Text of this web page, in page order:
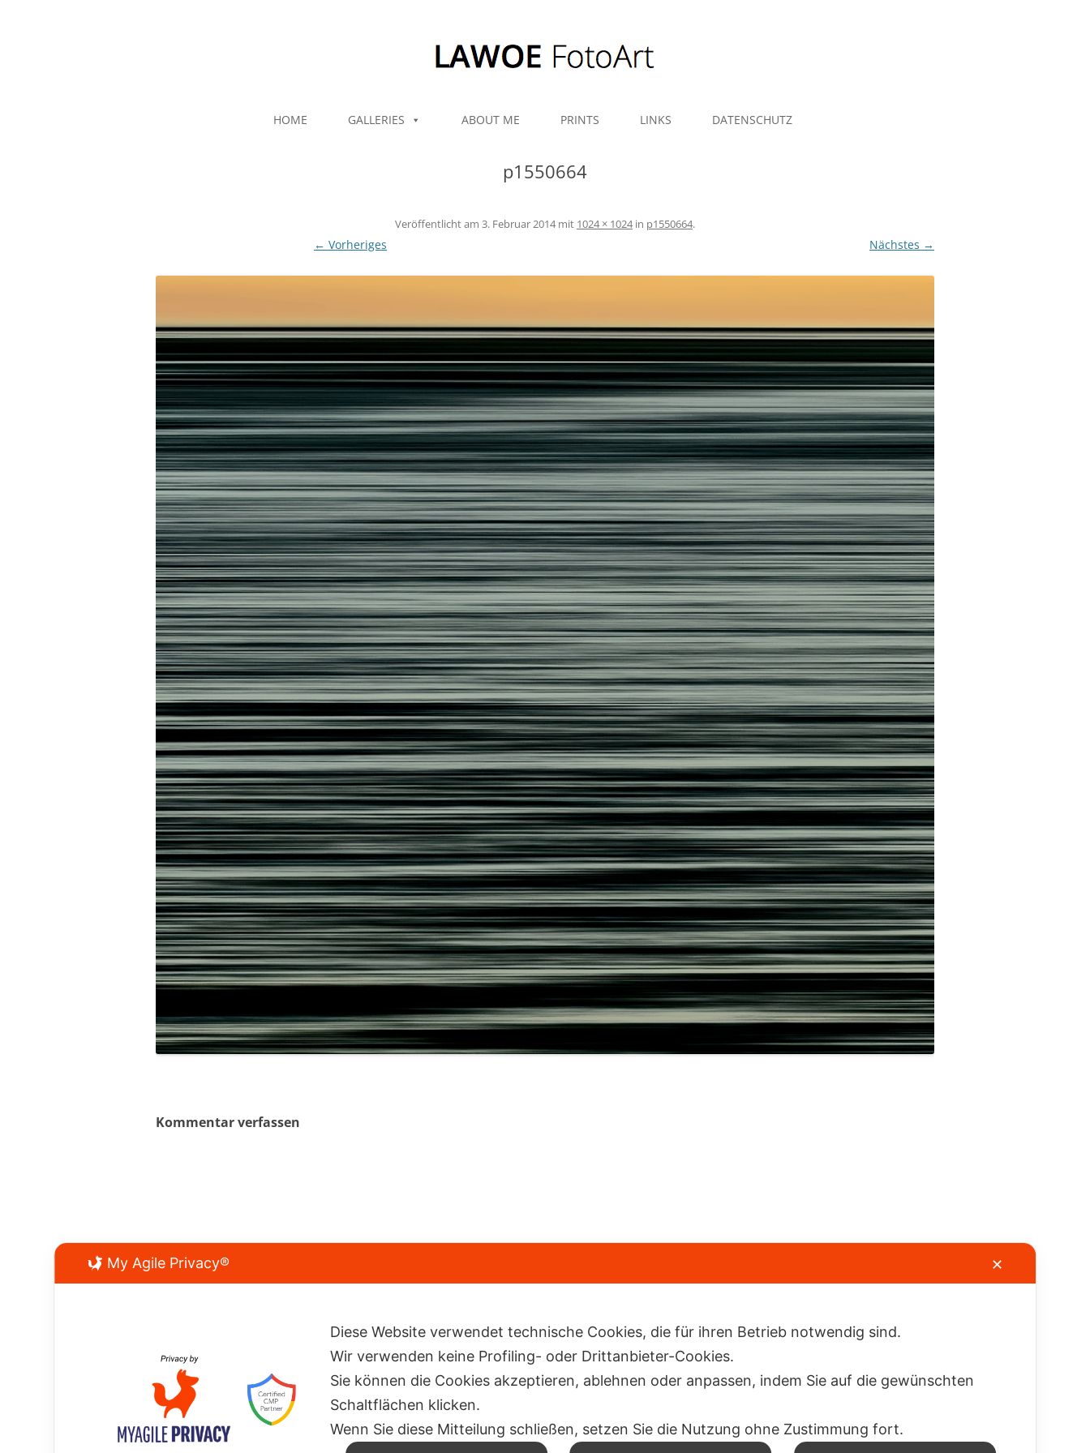
HOME GALLERIES ABOUT ME PRINTS LINKS DATENSCHUTZ
p1550664
Veröffentlicht am 3. Februar 2014mit 1024 × 1024in p1550664.
← Vorheriges Nächstes →
Kommentar verfassen
My Agile Privacy® ✕
Diese Website verwendet technische Cookies, die für ihren Betrieb notwendig sind.
Wir verwenden keine Profiling- oder Drittanbieter-Cookies.
Sie können die Cookies akzeptieren, ablehnen oder anpassen, indem Sie auf die gewünschten
Schaltflächen klicken.
Wenn Sie diese Mitteilung schließen, setzen Sie die Nutzung ohne Zustimmung fort.